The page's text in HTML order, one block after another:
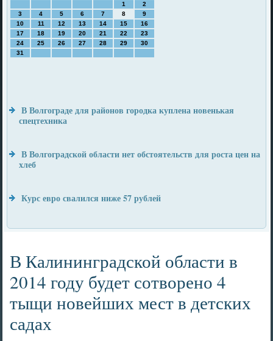
1
2
3
4 5 6 7 8
9
10
11 12 13 14 15
16
17
18 19 20 21 22
23
24
25 26 27 28 29
30
31
В Волгограде для районов городка куплена новенькая
спецтехника
В Волгоградской области нет обстоятельств для роста цен на
хлеб
Курс евро свалился ниже 57 рублей
В Калининградской области в
2014 году будет сотворено 4
тыщи новейших мест в детских
садах